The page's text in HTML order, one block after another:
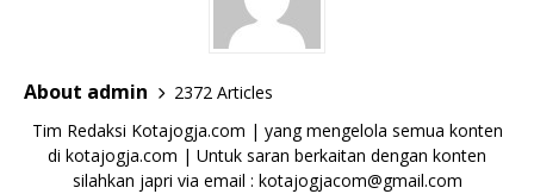
About admin
2372 Articles
Tim Redaksi Kotajogja.com | yang mengelola semua konten
di kotajogja.com | Untuk saran berkaitan dengan konten
silahkan japri via email : kotajogjacom@gmail.com